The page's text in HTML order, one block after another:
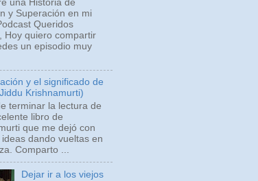
una Historia de
y Superación en mi
Queridos
Hoy quiero compartir
un episodio muy
y el significado de
Krishnamurti)
terminar la lectura de
libro de
que me dejó con
ideas dando vueltas en
Comparto ...
Dejar ir a los viejos